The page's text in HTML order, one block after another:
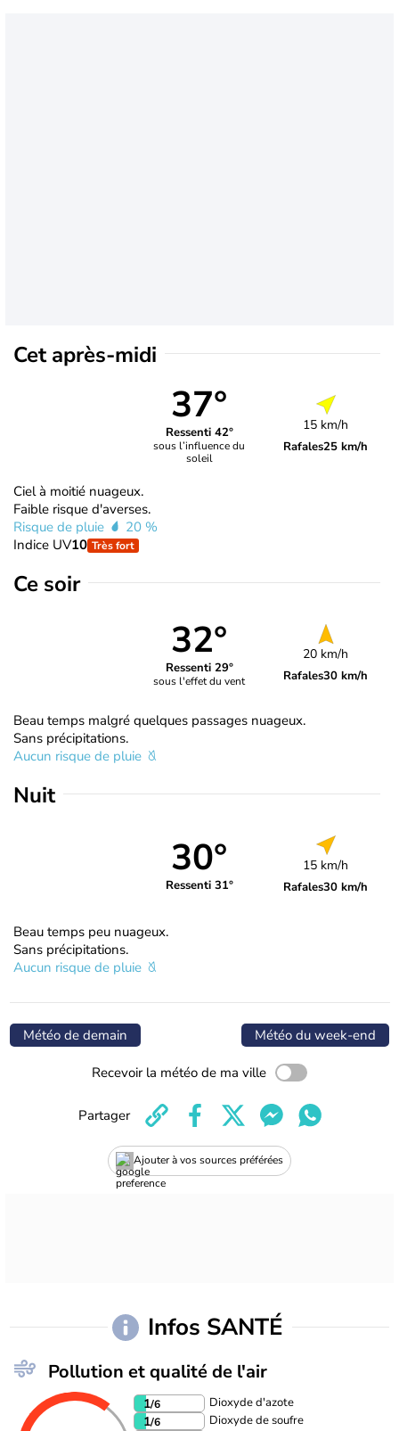
Cet après-midi
37°
Ressenti 42°
sous l’influence du
soleil
15 km/h
Rafales25 km/h
Ciel à moitié nuageux.
Faible risque d'averses.
Risque de pluie
20 %
Indice UV10 Très fort
Ce soir
32°
Ressenti 29°
sous l'effet du vent
20 km/h
Rafales30 km/h
Beau temps malgré quelques passages nuageux.
Sans précipitations.
Aucun risque de pluie
Nuit
30°
Ressenti 31°
15 km/h
Rafales30 km/h
Beau temps peu nuageux.
Sans précipitations.
Aucun risque de pluie
Météo de demain Météo du week-end
Recevoir la météo de ma ville
Ajouter à vos sources préférées
Partager
Infos SANTÉ
Pollution et qualité de l'air
1/6 Dioxyde d'azote
1/6 Dioxyde de soufre